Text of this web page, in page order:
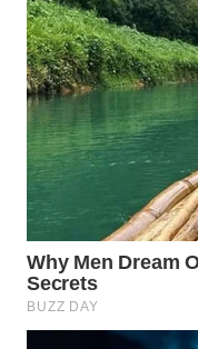
UMKM
WAHANA
SELEB
WAHANA
PERSONA
WAHANA
OTOMOTIF
WAHANA